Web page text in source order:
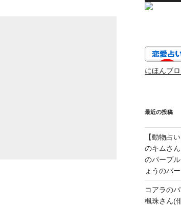
にほんブ
最近の投稿
【動物占
のキムさ
のパープ
ょうのパー
コアラの
楓珠さん(